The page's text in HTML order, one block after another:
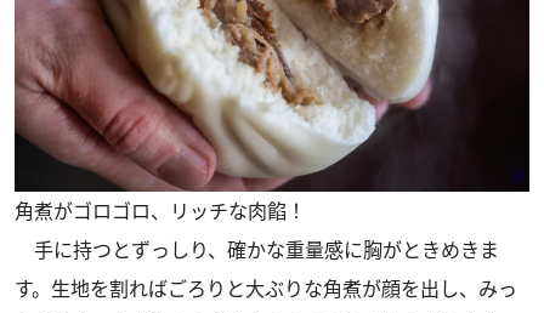
角煮がゴロゴロ、リッチな肉餡！
手に持つとずっしり、確かな重量感に胸がときめきま
す。生地を割ればごろりと大ぶりな角煮が顔を出し、みっ